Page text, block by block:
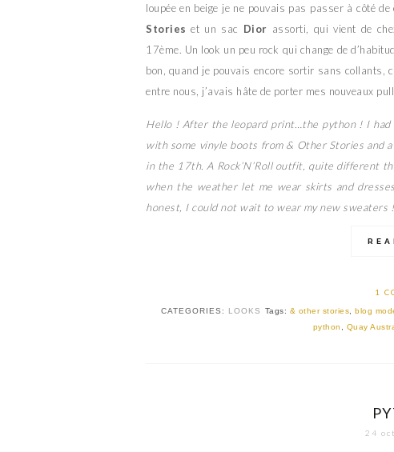
loupée en beige je ne pouvais pas passer à côté
Stories et un sac Dior assorti, qui vient de
17ème. Un look un peu rock qui change de
bon, quand je pouvais encore sortir sans collants,
entre nous, j’avais hâte de porter mes nouveaux
Hello ! After the leopard print…the python ! I had
with some vinyle boots from & Other Stories and
in the 17th. A Rock’N’Roll outfit, quite different
when the weather let me wear skirts and
honest, I could not wait to wear my new sweaters
1
CATEGORIES: LOOKS Tags: & other stories blog
python
Quay
24